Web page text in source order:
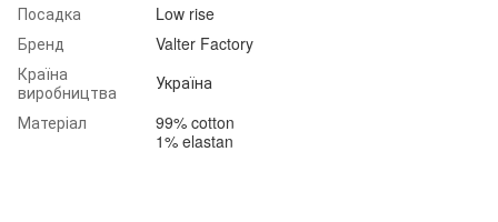
Посадка
Low rise
Бренд
Valter Factory
Країна
виробництва
Україна
Матеріал
99% cotton
1% elastan